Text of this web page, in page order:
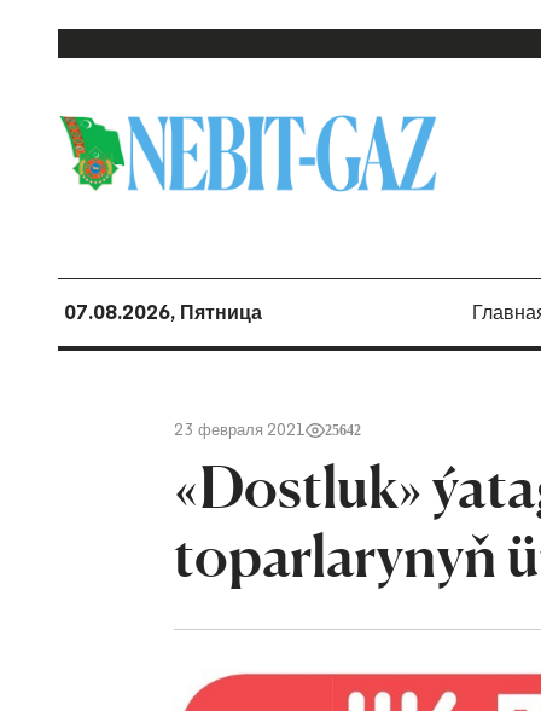
07.08.2026, Пятница
23 февраля 2021 25642
«Dostluk»
toparlarynyň